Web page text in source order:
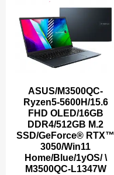
ASUS/M3500QC-
Ryzen5-5600H/15.6
FHD OLED/16GB
DDR4/512GB M.2
SSD/GeForce® RTX™
3050/Win11
Home/Blue/1yOS/ \
M3500QC-L1347W